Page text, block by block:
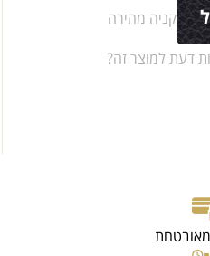
קניה מהירה
דעת למוצר זה?